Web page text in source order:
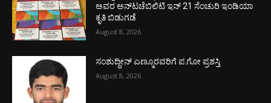
ಅವರ ಅನ್‌ಟಚೆಬಿಲಿಟಿ ಇನ್ 21 ಸೆಂಚುರಿ ಇಂಡಿಯಾ
ಕೃತಿ ಬಿಡುಗಡೆ
August 8, 2026
ಸಂಶುದ್ಧೀನ್ ಎಣ್ಮೂರವರಿಗೆ ಪ.ಗೋ ಪ್ರಶಸ್ತಿ
August 8, 2026